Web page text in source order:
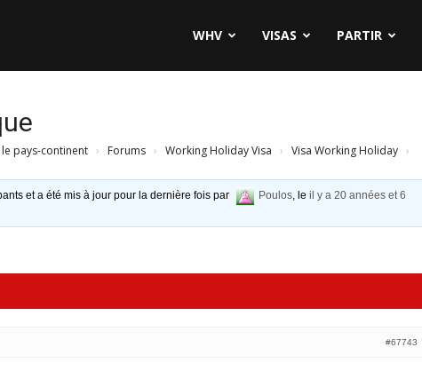
WHV VISAS PARTIR
pays-continent › Forums › Working Holiday Visa › Visa Working Holiday ›
et a été mis à jour pour la dernière fois par Poulos, leil y a 20 années et 6
#67743